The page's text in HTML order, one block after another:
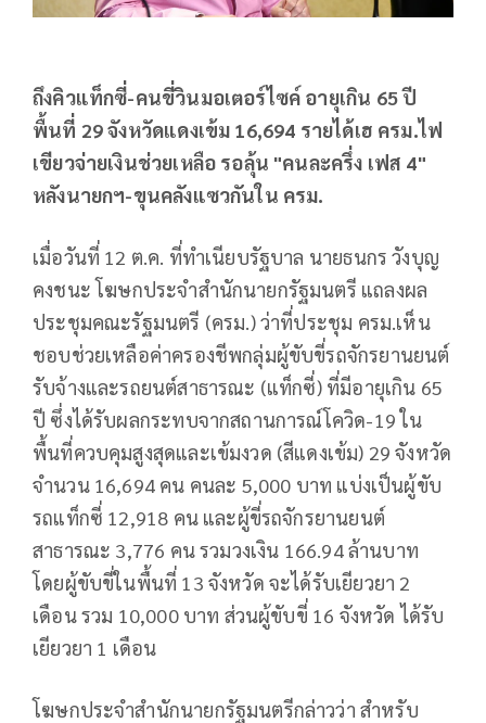
ถึงคิวแท็กซี่-คนขี่วินมอเตอร์ไซค์ อายุเกิน​ 65​ ปี
พื้นที่ 29 จังหวัดแดงเข้ม 16,694 รายได้เฮ ​ครม.ไฟ
เขียวจ่ายเงินช่วยเหลือ รอลุ้น "คนละครึ่ง เฟส 4"
หลังนายกฯ-ขุนคลังแซวกันใน ครม.
เมื่อวันที่​ 12 ต.ค. ที่ทำเนียบรัฐบาล นายธนกร วังบุญ
คงชนะ โฆษกประจำสำนักนายกรัฐมนตรี​ แถลงผล
ประชุมคณะรัฐมนตรี (ครม.) ว่าที่ประชุม ครม.เห็น
ชอบช่วยเหลือค่าครองชีพกลุ่มผู้ขับขี่รถจักรยานยนต์
รับจ้างและรถยนต์สาธารณะ​ (แท็กซี่) ที่มีอายุเกิน ​65
ปี ซึ่งได้รับผลกระทบจากสถานการณ์โควิด-19 ใน
พื้นที่ควบคุมสูงสุดและเข้มงวด​ (สีแดงเข้ม) 29 จังหวัด
จำนวน 16,694 คน คนละ 5,000​ บาท แบ่งเป็นผู้ขับ
รถแท็กซี่ 12,918 คน และผู้ขี่รถจักรยานยนต์
สาธารณะ 3,776 คน รวมวงเงิน 166.94 ล้านบาท
โดยผู้ขับขี่ในพื้นที่ 13 จังหวัด จะได้รับเยียวยา 2
เดือน รวม 10,000 บาท ส่วนผู้ขับขี่ ​16 จังหวัด ได้รับ
เยียวยา 1 เดือน
โฆษกประจำสำนักนายกรัฐมนตรีกล่าวว่า สำหรับ